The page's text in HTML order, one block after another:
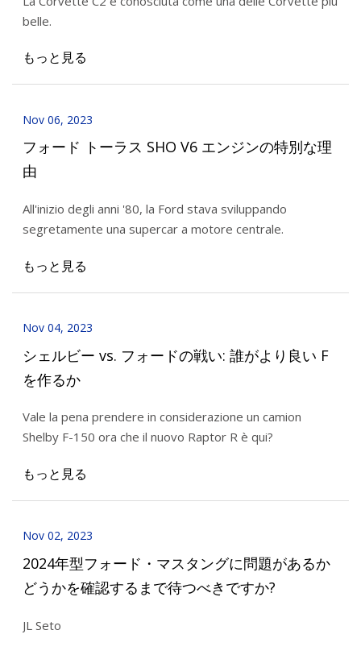
belle.
もっと見る
Nov 06, 2023
フォード トーラス SHO V6 エンジンの特別な理
由
All'inizio degli anni '80, la Ford stava sviluppando
segretamente una supercar a motore centrale.
もっと見る
Nov 04, 2023
シェルビー vs. フォードの戦い: 誰がより良い F
を作るか
Vale la pena prendere in considerazione un camion
Shelby F-150 ora che il nuovo Raptor R è qui?
もっと見る
Nov 02, 2023
2024年型フォード・マスタングに問題があるか
どうかを確認するまで待つべきですか?
JL Seto